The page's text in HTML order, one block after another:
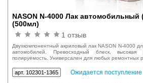
NASON N-4000 Лак автомобильный
(500мл)
1 отзыв
Двухкомпонентный акриловый лак NASON N-4000
автомобилей. Превосходный блеск, высокая
полируемость. Универсален для любых ремонтных
арт. 102301-1365 Ожидается поступление